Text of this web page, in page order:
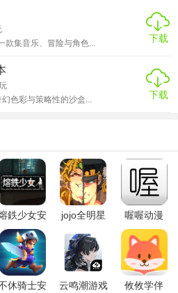
伤害。
，激活套装后会获得大量的属性加
；
等级。
集音乐、冒险与角色...
下载
色彩与策略性的沙盒...
下载
鉄少女安
卓版
jojo全明星
物
喔喔动漫
休骑士安
云鸣潮游戏 攸攸学伴